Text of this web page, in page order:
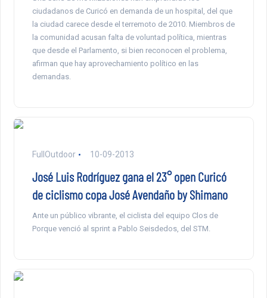
ciudadanos de Curicó en demanda de un hospital, del que
la ciudad carece desde el terremoto de 2010. Miembros de
la comunidad acusan falta de voluntad política, mientras
que desde el Parlamento, si bien reconocen el problema,
afirman que hay aprovechamiento político en las
demandas.
FullOutdoor 10-09-2013
José Luis Rodríguez gana el 23° open Curicó
de ciclismo copa José Avendaño by Shimano
Ante un público vibrante, el ciclista del equipo Clos de
Porque venció al sprint a Pablo Seisdedos, del STM.